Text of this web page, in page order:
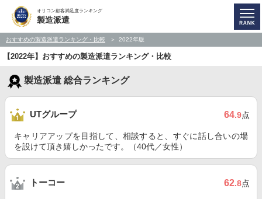
オリコン顧客満足度ランキング
製造派遣
おすすめの製造派遣ランキング・比較 2022年版
【2022年】おすすめの製造派遣ランキング・比較
製造派遣 総合ランキング
UTグループ 64.9点
キャリアアップを目指して、相談すると、すぐに話し合いの場
を設けて頂き嬉しかったです。（40代／女性）
トーコー 62.8点